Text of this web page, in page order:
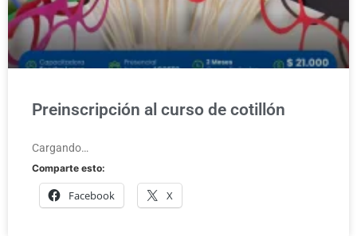
Preinscripción al curso de cotillón
Cargando…
Comparte esto:
Facebook X